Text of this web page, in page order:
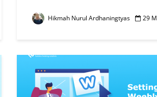
Hikmah Nurul Ardhaningtyas 29